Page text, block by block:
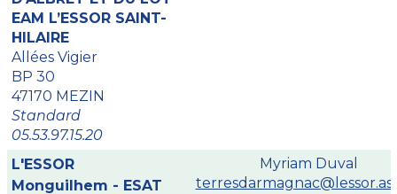
EAM L’ESSOR SAINT-
HILAIRE
Allées Vigier
BP 30
47170 MEZIN
Standard
05.53.97.15.20
L'ESSOR
Monguilhem - ESAT
Myriam Duval